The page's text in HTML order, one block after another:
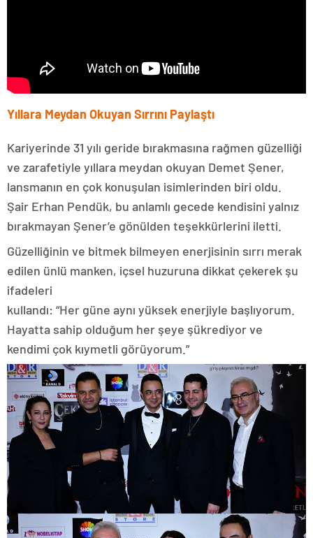
Yıllara Meydan Okuyan Sırrını Paylaştı
Kariyerinde 31 yılı geride bırakmasına rağmen güzelliği
ve zarafetiyle yıllara meydan okuyan Demet Şener,
lansmanın en çok konuşulan isimlerinden biri oldu.
Şair Erhan Pendük, bu anlamlı gecede kendisini yalnız
bırakmayan Şener’e gönülden teşekkürlerini iletti.
Güzelliğinin ve bitmek bilmeyen enerjisinin sırrı merak
edilen ünlü manken, içsel huzuruna dikkat çekerek şu
ifadeleri
kullandı: “Her güne aynı yüksek enerjiyle başlıyorum.
Hayatta sahip olduğum her şeye şükrediyor ve
kendimi çok kıymetli görüyorum.”